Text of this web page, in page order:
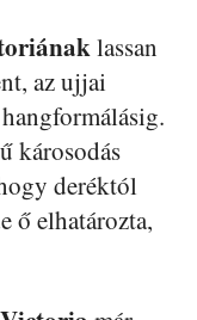
lassan
az ujjai
károsodás
deréktól
ő elhatározta,